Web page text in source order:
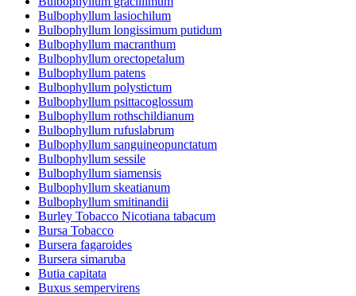
Bulbophyllum lasiochilum
Bulbophyllum longissimum putidum
Bulbophyllum macranthum
Bulbophyllum orectopetalum
Bulbophyllum patens
Bulbophyllum polystictum
Bulbophyllum psittacoglossum
Bulbophyllum rothschildianum
Bulbophyllum rufuslabrum
Bulbophyllum sanguineopunctatum
Bulbophyllum sessile
Bulbophyllum siamensis
Bulbophyllum skeatianum
Bulbophyllum smitinandii
Burley Tobacco Nicotiana tabacum
Bursa Tobacco
Bursera fagaroides
Bursera simaruba
Butia capitata
Buxus sempervirens